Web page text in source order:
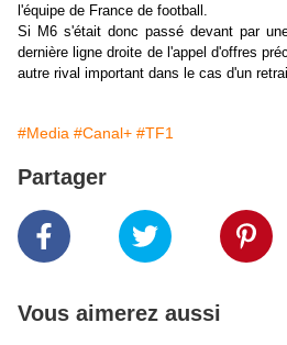
l'équipe de France de football.
Si M6 s'était donc passé devant par
dernière ligne droite de l'appel d'offres
autre rival important dans le cas d'un
#Media #Canal+ #TF1
Partager
Vous aimerez aussi